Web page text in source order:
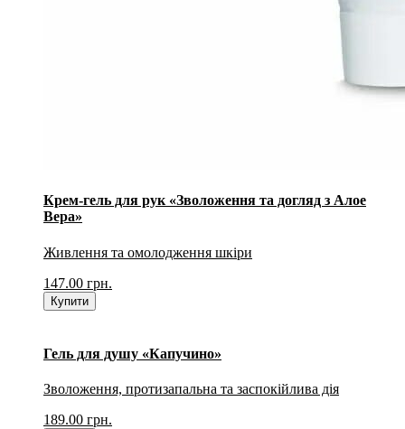
Крем-гель для рук «Зволоження та догляд з Алое
Вера»
Живлення та омолодження шкіри
147.00 грн.
Купити
Гель для душу «Капучино»
Зволоження, протизапальна та заспокійлива дія
189.00 грн.